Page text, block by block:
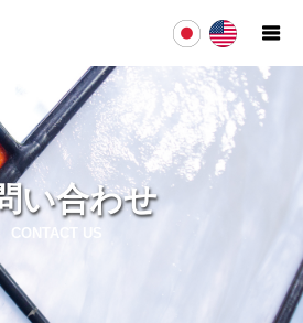
い合わせ
CONTACT US